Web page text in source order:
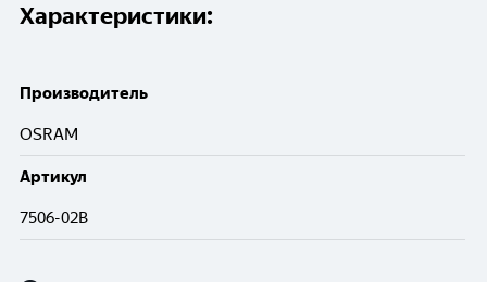
Характеристики:
Производитель
OSRAM
Артикул
7506-02В